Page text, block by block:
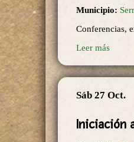
Municipio:
Conferencias,
Leer más
Sáb 27 Oct.
Iniciación